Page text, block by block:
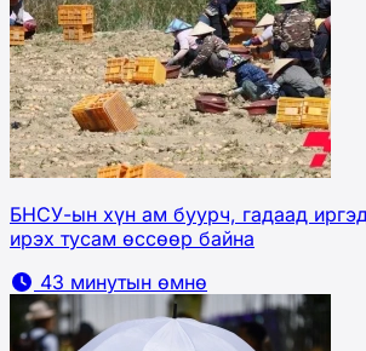
БНСУ-ын хүн ам буурч, гадаад
ирэх тусам өссөөр байна
43 минутын өмнө